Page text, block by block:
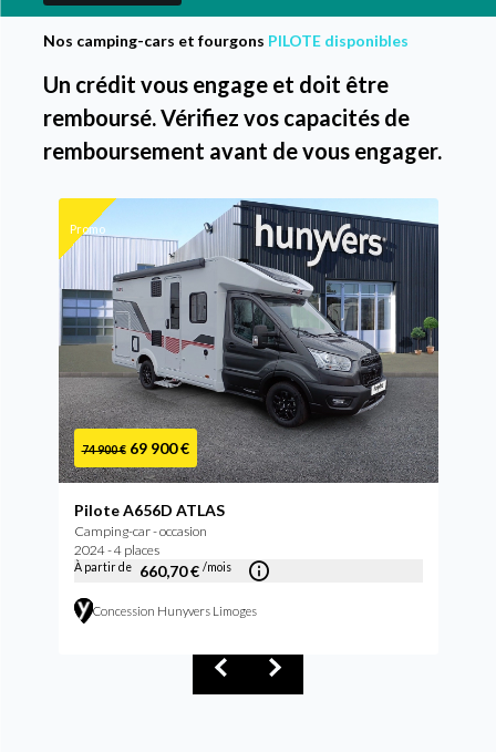
Nos camping-cars et fourgons PILOTE disponibles
Un crédit vous engage et doit être
remboursé. Vérifiez vos capacités de
remboursement avant de vous engager.
Promo
74 900 € 69 900 €
Pilote A656D ATLAS
Camping-car - occasion
2024 - 4 places
À partir de 660,70 € /mois
Concession Hunyvers Limoges